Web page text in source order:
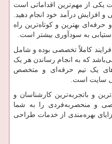
از مهم‌ترین اقداماتی است
افزایش درآمد خود انجام دهید.
بهترین و کوتاه‌ترین راه
به سودآوری بیشتر است.
کاملاً تخصصی بوده و شامل
که به انجام رساندن هر یک
یک تیم حرفه‌ای و متخصص
سایت است.
و باتجربه‌ترین کارشناسان و
و منحصربه‌فردی را به شما
بهره‌مندی از خدمات طراحی